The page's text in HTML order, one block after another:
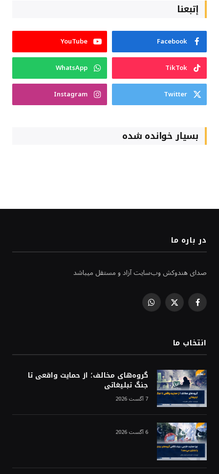
إتبعنا
Facebook
YouTube
TikTok
WhatsApp
Twitter
Instagram
بسیار خوانده شده
در باره ما
صدای هندوکش وب‌سایت آزاد و مستقل میباشد
Facebook
X
WhatsApp
انتخاب ما
گروه‌های مخالف؛ از حمایت واقعی تا
جنگ تبلیغاتی
7 آگست 2026
6 آگست 2026